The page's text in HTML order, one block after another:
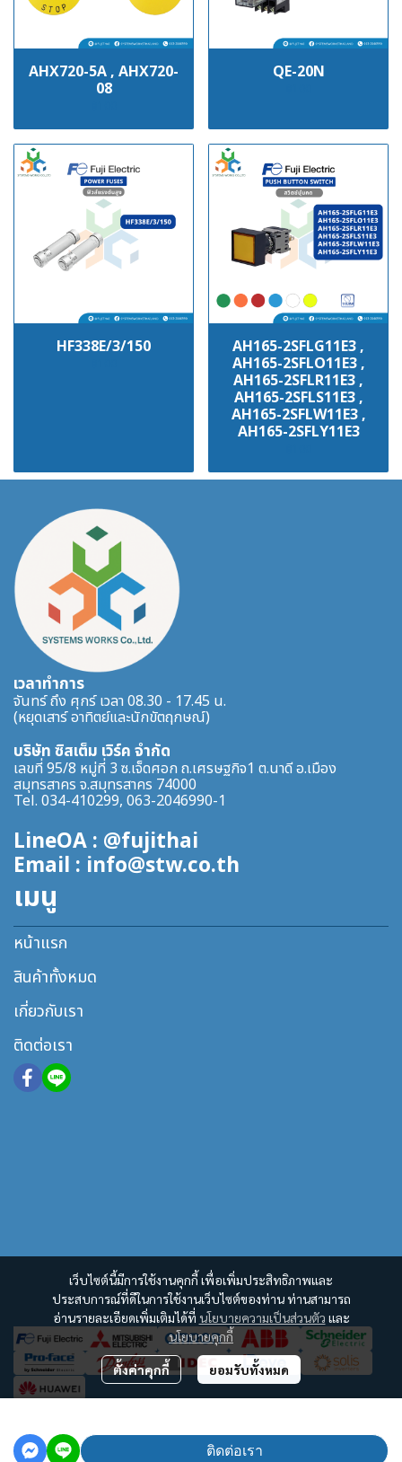
AHX720-5A , AHX720-
08
QE-20N
HF338E/3/150 AH165-2SFLG11E3 ,
AH165-2SFLO11E3 ,
AH165-2SFLR11E3 ,
AH165-2SFLS11E3 ,
AH165-2SFLW11E3 ,
AH165-2SFLY11E3
ติดต่อเรา
เว็บไซต์นี้มีการใช้งานคุกกี้ เพื่อเพิ่มประสิทธิภาพและ
ประสบการณ์ที่ดีในการใช้งานเว็บไซต์ของท่าน ท่านสามารถ
อ่านรายละเอียดเพิ่มเติมได้ที่ นโยบายความเป็นส่วนตัว และ
นโยบายคุกกี้
ตั้งค่าคุกกี้ ยอมรับทั้งหมด
เวลาทำการ
จันทร์ ถึง ศุกร์ เวลา 08.30 - 17.45 น.
(หยุดเสาร์ อาทิตย์และนักขัตฤกษณ์)
บริษัท ซิสเต็ม เวิร์ค จำกัด
เลขที่ 95/8 หมู่ที่ 3 ซ.เจ็ดศอก ถ.เศรษฐกิจ1 ต.นาดี อ.เมือง
สมุทรสาคร จ.สมุทรสาคร 74000
Tel. 034-410299, 063-2046990-1
LineOA : @fujithai
Email : info@stw.co.th
เมนู
หน้าแรก
สินค้าทั้งหมด
เกี่ยวกับเรา
ติดต่อเรา
Copyright | All Rights Reserved | Powered by MWE